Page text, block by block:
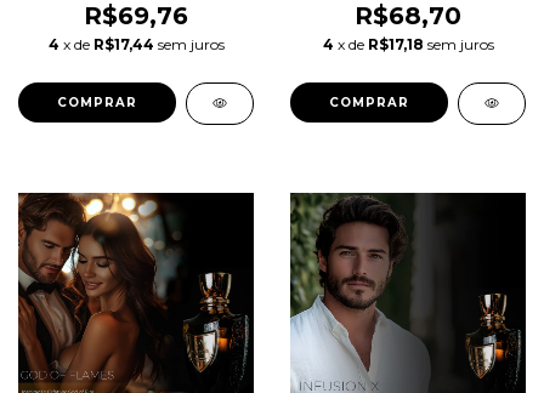
R$69,76
4 x de R$17,44 sem juros
COMPRAR
R$68,70
4 x de R$17,18 sem juros
COMPRAR